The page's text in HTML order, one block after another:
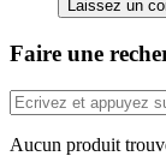
Laissez un
Faire une
Aucun produit